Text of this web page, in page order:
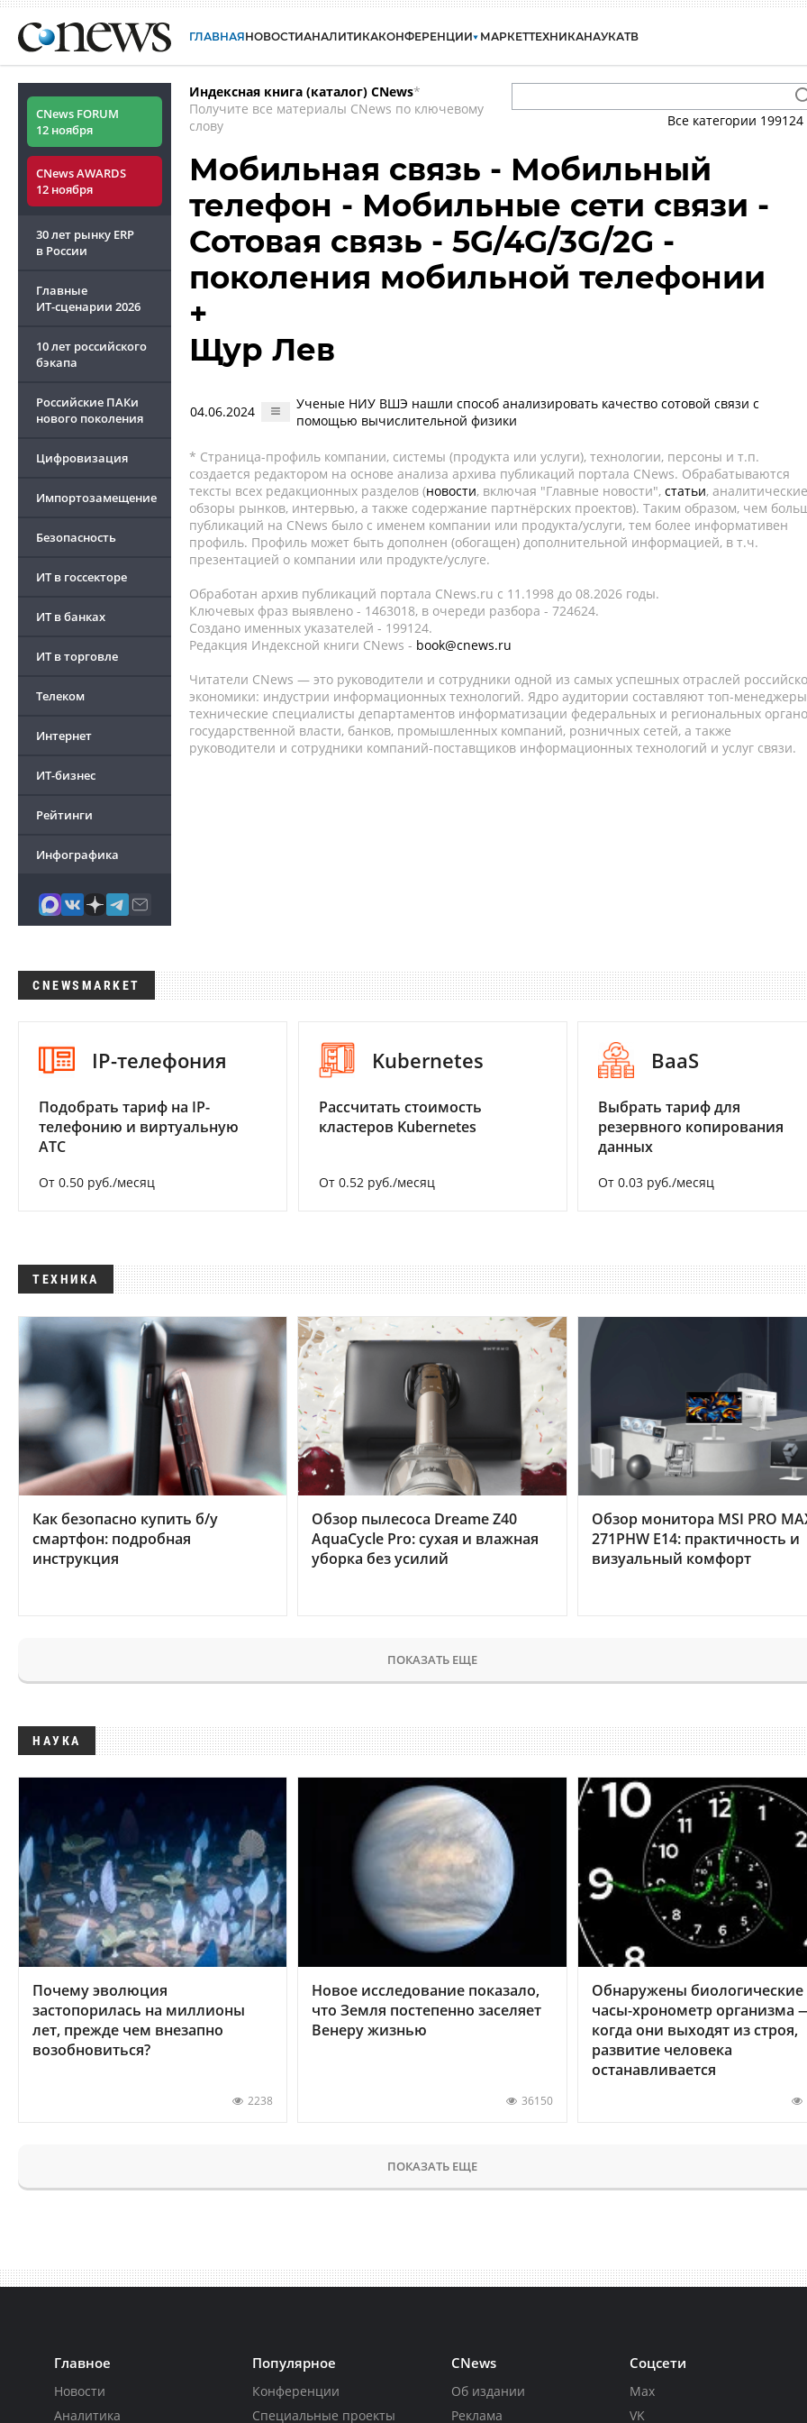
ГЛАВНАЯНОВОСТИАНАЛИТИКАКОНФЕРЕНЦИИ МАРКЕТТЕХНИКАНАУКАТВ
CNews FORUM
12 ноября
CNews AWARDS
12 ноября
30 лет рынку ERP
в России
Главные
ИТ-сценарии 2026
10 лет российского
бэкапа
Российские ПАКи
нового поколения
Цифровизация
Импортозамещение
Безопасность
ИТ в госсекторе
ИТ в банках
ИТ в торговле
Телеком
Интернет
ИТ-бизнес
Рейтинги
Инфографика
Индексная книга (каталог) CNews*
Получите все материалы CNews по ключевому
слову
Все категории 199124
Мобильная связь - Мобильный
телефон - Мобильные сети связи -
Сотовая связь - 5G/4G/3G/2G -
поколения мобильной телефонии
+
Щур Лев
04.06.2024
Ученые НИУ ВШЭ нашли способ анализировать качество сотовой связи с
помощью вычислительной физики
* Страница-профиль компании, системы (продукта или услуги), технологии, персоны и т.п.
создается редактором на основе анализа архива публикаций портала CNews. Обрабатываются
тексты всех редакционных разделов (новости, включая "Главные новости", статьи, аналитические
обзоры рынков, интервью, а также содержание партнёрских проектов). Таким образом, чем
публикаций на CNews было с именем компании или продукта/услуги, тем более информативен
профиль. Профиль может быть дополнен (обогащен) дополнительной информацией, в т.ч.
презентацией о компании или продукте/услуге.
Обработан архив публикаций портала CNews.ru c 11.1998 до 08.2026 годы.
Ключевых фраз выявлено - 1463018, в очереди разбора - 724624.
Создано именных указателей - 199124.
Редакция Индексной книги CNews - book@cnews.ru
Читатели CNews — это руководители и сотрудники одной из самых успешных отраслей
экономики: индустрии информационных технологий. Ядро аудитории составляют топ-
технические специалисты департаментов информатизации федеральных и региональных
государственной власти, банков, промышленных компаний, розничных сетей, а также
руководители и сотрудники компаний-поставщиков информационных технологий и услуг связи.
CNEWSMARKET
IP-телефония
Подобрать тариф на IP-
телефонию и виртуальную
АТС
От 0.50 руб./месяц
Kubernetes
Рассчитать стоимость
кластеров Kubernetes
От 0.52 руб./месяц
BaaS
Выбрать тариф для
резервного копирования
данных
От 0.03 руб./месяц
ТЕХНИКА
Как безопасно купить б/у
смартфон: подробная
инструкция
Обзор пылесоса Dreame Z40
AquaCycle Pro: сухая и влажная
уборка без усилий
Обзор монитора MSI PRO
271PHW E14: практичность и
визуальный комфорт
ПОКАЗАТЬ ЕЩЕ
НАУКА
Почему эволюция
застопорилась на миллионы
лет, прежде чем внезапно
возобновиться?
2238
Новое исследование показало,
что Земля постепенно заселяет
Венеру жизнью
36150
Обнаружены биологические
часы-хронометр организма
когда они выходят из строя,
развитие человека
останавливается
ПОКАЗАТЬ ЕЩЕ
Главное
Новости
Аналитика
Популярное
Конференции
Специальные проекты
CNews
Об издании
Реклама
Соцсети
Max
VK